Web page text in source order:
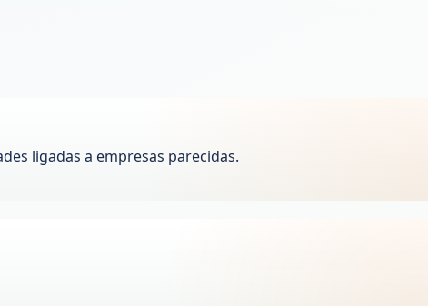
ligadas a empresas parecidas.